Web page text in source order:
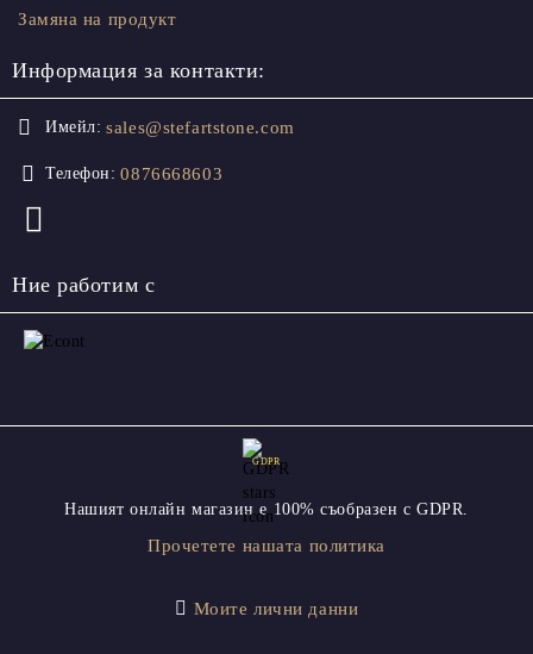
Замяна на продукт
Информация за контакти:
Имейл: sales@stefartstone.com
Телефон: 0876668603
Ние работим с
GDPR
Нашият онлайн магазин е 100% съобразен с GDPR.
Прочетете нашата политика
Моите лични данни